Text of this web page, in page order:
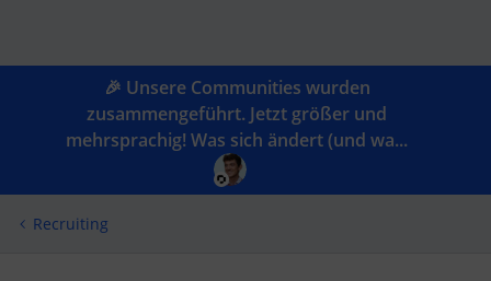
🎉 Unsere Communities wurden
zusammengeführt. Jetzt größer und
mehrsprachig! Was sich ändert (und wa...
Recruiting